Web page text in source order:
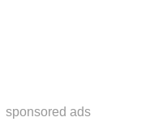
sponsored ads